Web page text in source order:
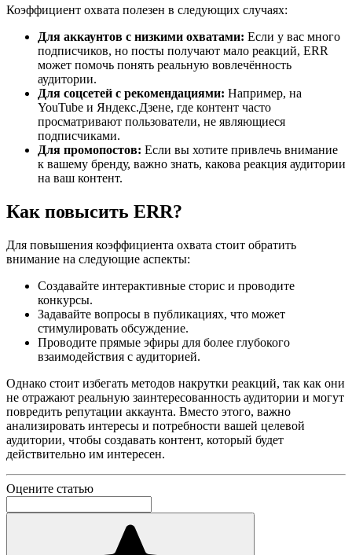
Коэффициент охвата полезен в следующих случаях:
Для аккаунтов с низкими охватами: Если у вас много
подписчиков, но посты получают мало реакций, ERR
может помочь понять реальную вовлечённость
аудитории.
Для соцсетей с рекомендациями: Например, на
YouTube и Яндекс.Дзене, где контент часто
просматривают пользователи, не являющиеся
подписчиками.
Для промопостов: Если вы хотите привлечь внимание
к вашему бренду, важно знать, какова реакция аудитории
на ваш контент.
Как повысить ERR?
Для повышения коэффициента охвата стоит обратить
внимание на следующие аспекты:
Создавайте интерактивные сторис и проводите
конкурсы.
Задавайте вопросы в публикациях, что может
стимулировать обсуждение.
Проводите прямые эфиры для более глубокого
взаимодействия с аудиторией.
Однако стоит избегать методов накрутки реакций, так как они
не отражают реальную заинтересованность аудитории и могут
повредить репутации аккаунта. Вместо этого, важно
анализировать интересы и потребности вашей целевой
аудитории, чтобы создавать контент, который будет
действительно им интересен.
Оцените статью